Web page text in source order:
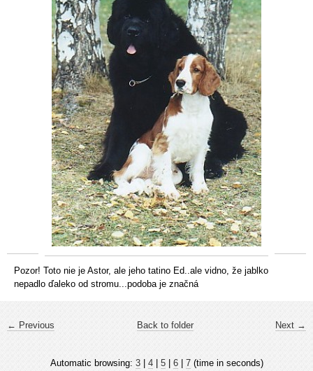
Pozor! Toto nie je Astor, ale jeho tatino Ed..ale vidno, že jablko
nepadlo ďaleko od stromu...podoba je značná
← Previous Next →
Back to folder
Automatic browsing: 3| 4| 5| 6| 7(time in seconds)